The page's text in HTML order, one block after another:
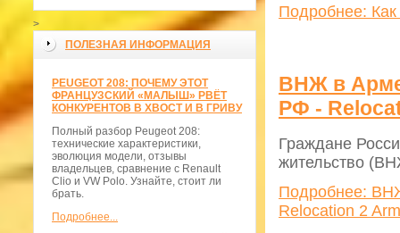
>
ПОЛЕЗНАЯ ИНФОРМАЦИЯ
PEUGEOT 208: ПОЧЕМУ ЭТОТ
ФРАНЦУЗСКИЙ «МАЛЫШ» РВЁТ
КОНКУРЕНТОВ В ХВОСТ И В ГРИВУ
Полный разбор Peugeot 208:
технические характеристики,
эволюция модели, отзывы
владельцев, сравнение с Renault
Clio и VW Polo. Узнайте, стоит ли
брать.
Подробнее...
Подробнее: Как
ВНЖ в
РФ -
Граждане
жительство
Подробнее:
Relocation 2